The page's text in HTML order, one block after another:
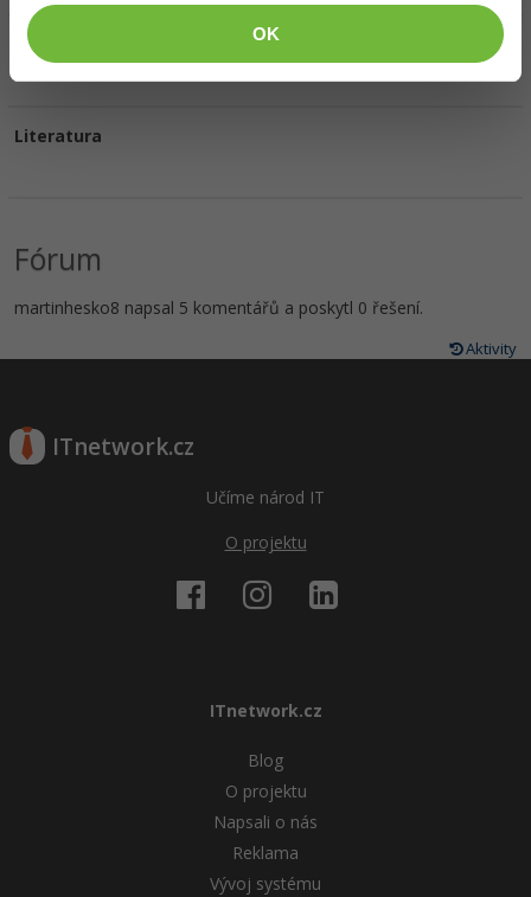
OK
Oblíbená hudba
Literatura
Fórum
martinhesko8 napsal 5 komentářů a poskytl 0 řešení.
Aktivity
ITnetwork.cz
Učíme národ IT
O projektu
ITnetwork.cz
Blog
O projektu
Napsali o nás
Reklama
Vývoj systému